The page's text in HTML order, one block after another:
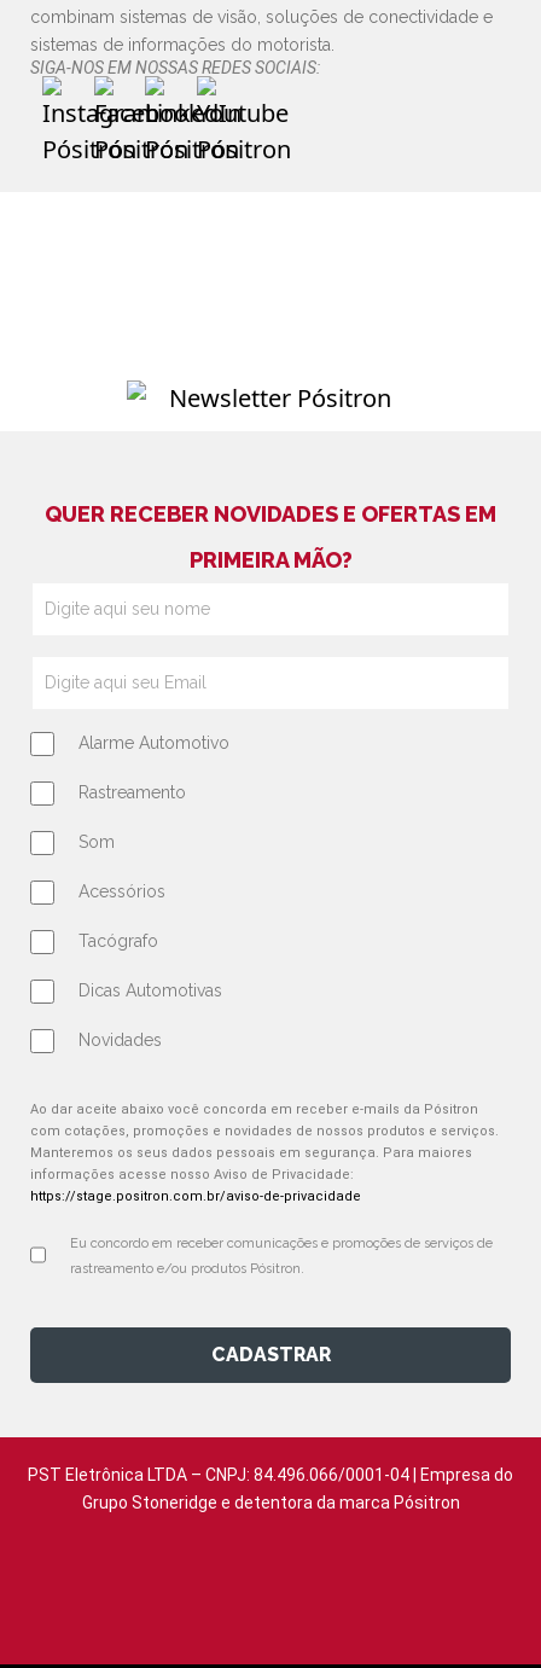
combinam sistemas de visão, soluções de conectividade e
sistemas de informações do motorista.
SIGA-NOS EM NOSSAS REDES SOCIAIS:
QUER RECEBER NOVIDADES E OFERTAS EM
PRIMEIRA MÃO?
Alarme Automotivo
Rastreamento
Som
Acessórios
Tacógrafo
Dicas Automotivas
Novidades
Ao dar aceite abaixo você concorda em receber e-mails da Pósitron
com cotações, promoções e novidades de nossos produtos e serviços.
Manteremos os seus dados pessoais em segurança. Para maiores
informações acesse nosso Aviso de Privacidade:
https://stage.positron.com.br/aviso-de-privacidade
Eu concordo em receber comunicações e promoções de serviços de
rastreamento e/ou produtos Pósitron.
CADASTRAR
PST Eletrônica LTDA – CNPJ: 84.496.066/0001-04 | Empresa do
Grupo Stoneridge e detentora da marca Pósitron